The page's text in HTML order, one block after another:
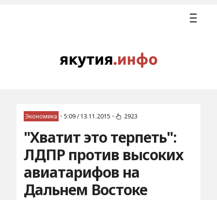
Экономика • 5:09 / 13.11.2015 • 2923
"Хватит это терпеть":
ЛДПР против высоких
авиатарифов на
Дальнем Востоке